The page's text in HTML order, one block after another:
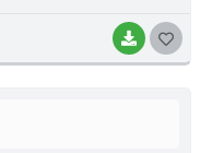
BAIXAR